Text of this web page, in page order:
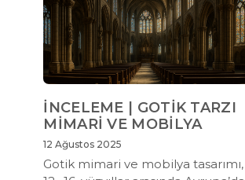
İNCELEME | GOTİK TARZI
MİMARİ VE MOBİLYA
12 Ağustos 2025
Gotik mimari ve mobilya tasarımı,